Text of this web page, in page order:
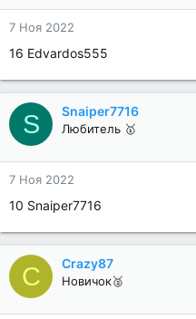
7 Ноя 2022
16 Edvardos555
S Snaiper7716
Любитель 🥇
7 Ноя 2022
10 Snaiper7716
C Crazy87
Новичок🥈